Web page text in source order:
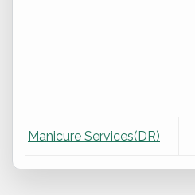
Manicure Services(DR)